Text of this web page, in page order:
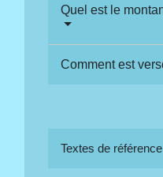
Quel est le
Comment est
Textes de référence